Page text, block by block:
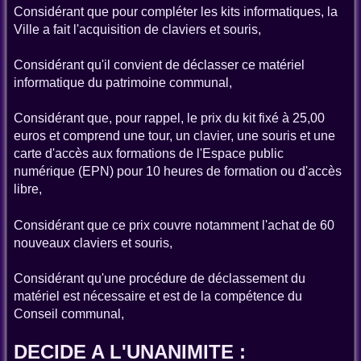
Considérant que pour compléter les kits informatiques, la
Ville a fait l'acquisition de claviers et souris,
Considérant qu'il convient de déclasser ce matériel
informatique du patrimoine communal,
Considérant que, pour rappel, le prix du kit fixé à 25,00
euros et comprend une tour, un clavier, une souris et une
carte d'accès aux formations de l'Espace public
numérique (EPN) pour 10 heures de formation ou d'accès
libre,
Considérant que ce prix couvre notamment l'achat de 60
nouveaux claviers et souris,
Considérant qu'une procédure de déclassement du
matériel est nécessaire et est de la compétence du
Conseil communal,
DECIDE A L'UNANIMITE :